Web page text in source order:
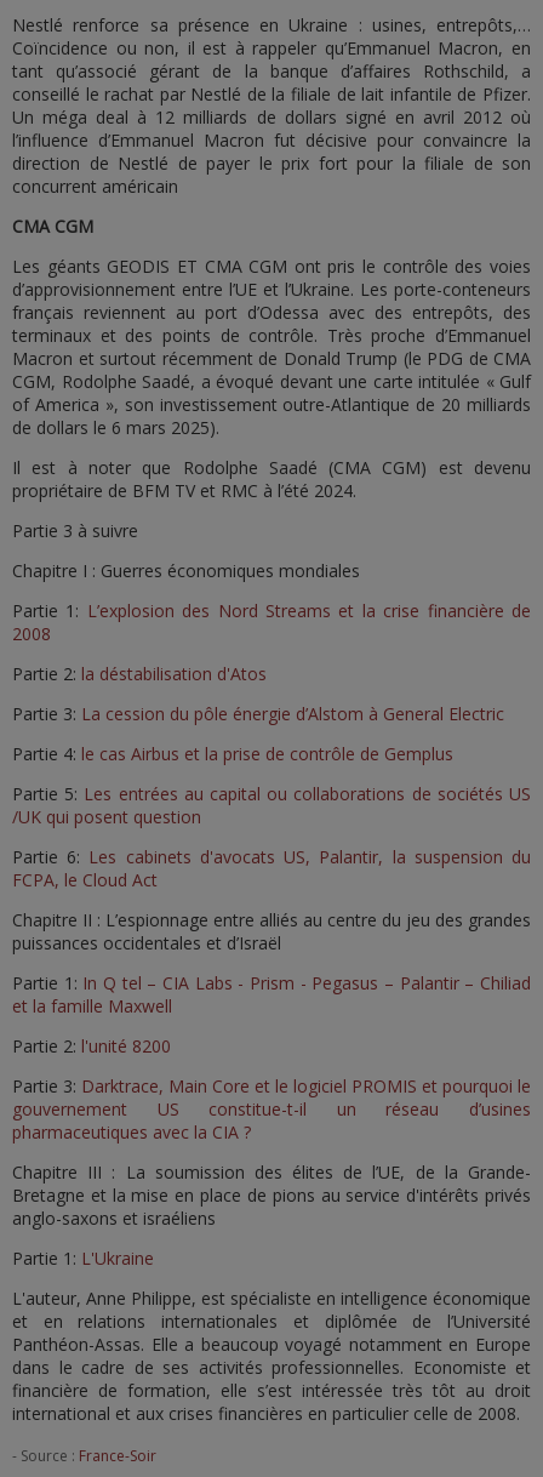
Nestlé renforce sa présence en Ukraine : usines, entrepôts,…
Coïncidence ou non, il est à rappeler qu’Emmanuel Macron, en
tant qu’associé gérant de la banque d’affaires Rothschild, a
conseillé le rachat par Nestlé de la filiale de lait infantile de Pfizer.
Un méga deal à 12 milliards de dollars signé en avril 2012 où
l’influence d’Emmanuel Macron fut décisive pour convaincre la
direction de Nestlé de payer le prix fort pour la filiale de son
concurrent américain
CMA CGM
Les géants GEODIS ET CMA CGM ont pris le contrôle des voies
d’approvisionnement entre l’UE et l’Ukraine. Les porte-conteneurs
français reviennent au port d’Odessa avec des entrepôts, des
terminaux et des points de contrôle. Très proche d’Emmanuel
Macron et surtout récemment de Donald Trump (le PDG de CMA
CGM, Rodolphe Saadé, a évoqué devant une carte intitulée « Gulf
of America », son investissement outre-Atlantique de 20 milliards
de dollars le 6 mars 2025).
Il est à noter que Rodolphe Saadé (CMA CGM) est devenu
propriétaire de BFM TV et RMC à l’été 2024.
Partie 3 à suivre
Chapitre I : Guerres économiques mondiales
Partie 1: L’explosion des Nord Streams et la crise financière de
2008
Partie 2: la déstabilisation d'Atos
Partie 3: La cession du pôle énergie d’Alstom à General Electric
Partie 4: le cas Airbus et la prise de contrôle de Gemplus
Partie 5: Les entrées au capital ou collaborations de sociétés US
/UK qui posent question
Partie 6: Les cabinets d'avocats US, Palantir, la suspension du
FCPA, le Cloud Act
Chapitre II : L’espionnage entre alliés au centre du jeu des grandes
puissances occidentales et d’Israël
Partie 1: In Q tel – CIA Labs - Prism - Pegasus – Palantir – Chiliad
et la famille Maxwell
Partie 2: l'unité 8200
Partie 3: Darktrace, Main Core et le logiciel PROMIS et pourquoi le
gouvernement US constitue-t-il un réseau d’usines
pharmaceutiques avec la CIA ?
Chapitre III : La soumission des élites de l’UE, de la Grande-
Bretagne et la mise en place de pions au service d'intérêts privés
anglo-saxons et israéliens
Partie 1: L'Ukraine
L'auteur, Anne Philippe, est spécialiste en intelligence économique
et en relations internationales et diplômée de l’Université
Panthéon-Assas. Elle a beaucoup voyagé notamment en Europe
dans le cadre de ses activités professionnelles. Economiste et
financière de formation, elle s’est intéressée très tôt au droit
international et aux crises financières en particulier celle de 2008.
- Source : France-Soir